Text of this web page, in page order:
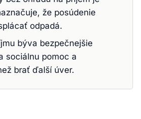
že posúdenie
odpadá.
býva bezpečnejšie
sociálnu pomoc a
brať ďalší úver.